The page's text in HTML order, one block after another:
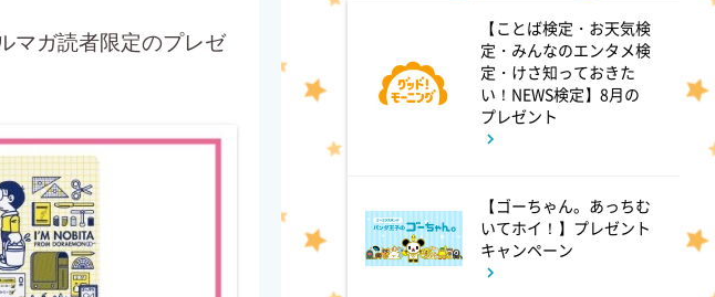
マガ読者限定のプレゼ
7:54
ポツンと一軒家 幼少期の親代
わり3姉弟が恩人と50年ぶり再
会!あふれる感動の涙
よる 8:56
有働Times
【ことば検定・お天気検
定・みんなのエンタメ検
定・けさ知っておきた
い！NEWS検定】8月の
プレゼント
【ゴーちゃん。あっちむ
いてホイ！】プレゼント
キャンペーン